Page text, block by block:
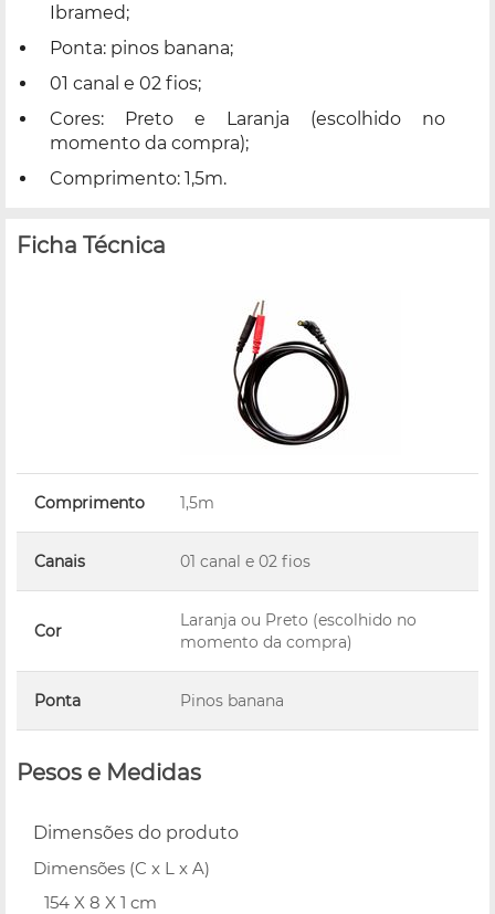
Ibramed;
Ponta: pinos banana;
01 canal e 02 fios;
Cores: Preto e Laranja (escolhido no
momento da compra);
Comprimento: 1,5m.
Ficha Técnica
Comprimento 1,5m
Canais 01 canal e 02 fios
Cor
Laranja ou Preto (escolhido no
momento da compra)
Ponta Pinos banana
Pesos e Medidas
Dimensões do produto
Dimensões (C x L x A)
154 X 8 X 1 cm